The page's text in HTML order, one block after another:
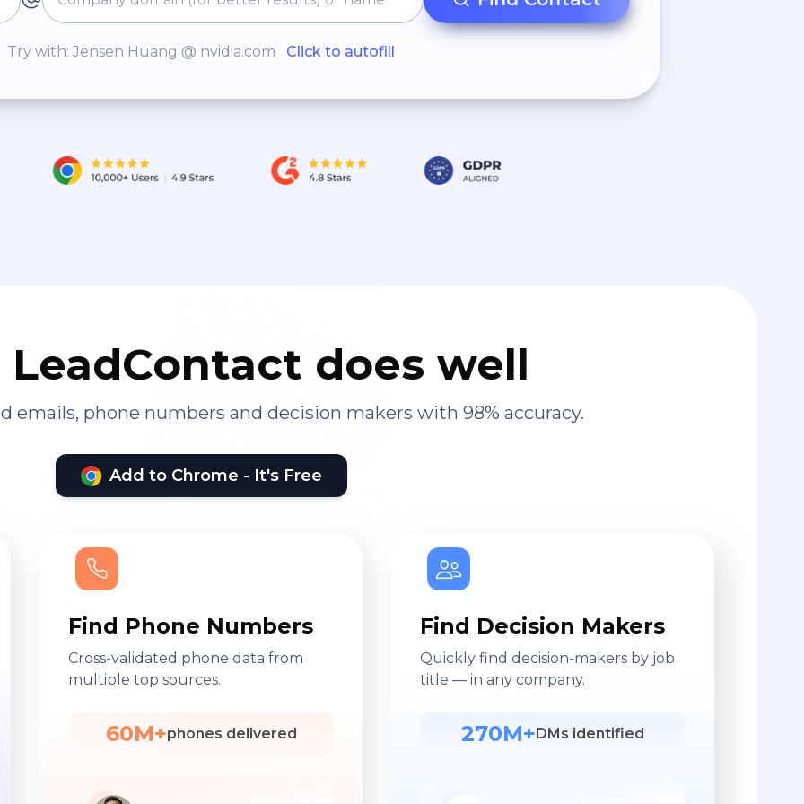
Try with: Jensen Huang @ nvidia.com Click to autofill
does well
emails, phone numbers and decision makers with 98% accuracy.
Add to Chrome - It's Free
Find Phone Numbers
Cross-validated phone data from
multiple top sources.
60M+phones delivered
Find Decision Makers
Quickly find decision-makers by job
title — in any company.
270M+ DMs identified